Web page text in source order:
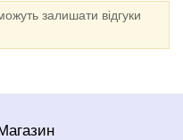
залишати відгуки